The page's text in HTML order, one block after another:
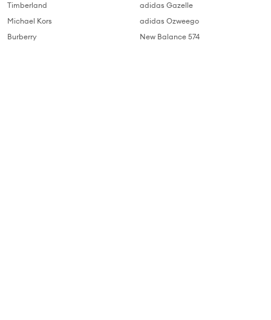
Timberland
Michael Kors
Burberry
adidas Gazelle
adidas Ozweego
New Balance 574